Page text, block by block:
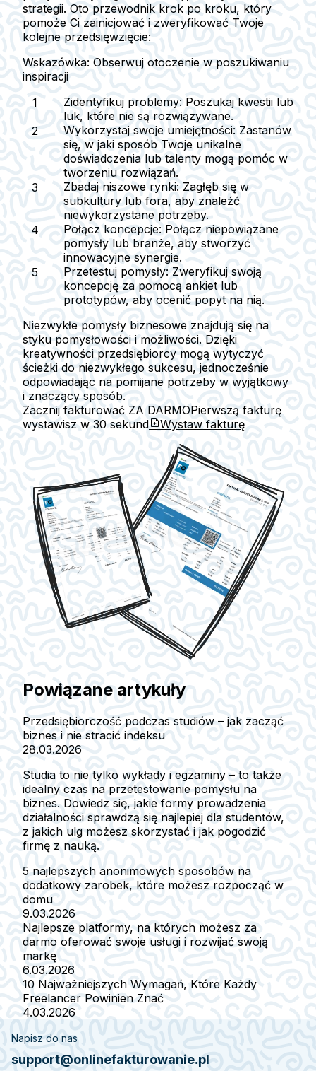
strategii. Oto przewodnik krok po kroku, który
pomoże Ci zainicjować i zweryfikować Twoje
kolejne przedsięwzięcie:
Wskazówka: Obserwuj otoczenie w poszukiwaniu
inspiracji
Zidentyfikuj problemy: Poszukaj kwestii lub
luk, które nie są rozwiązywane.
Wykorzystaj swoje umiejętności: Zastanów
się, w jaki sposób Twoje unikalne
doświadczenia lub talenty mogą pomóc w
tworzeniu rozwiązań.
Zbadaj niszowe rynki: Zagłęb się w
subkultury lub fora, aby znaleźć
niewykorzystane potrzeby.
Połącz koncepcje: Połącz niepowiązane
pomysły lub branże, aby stworzyć
innowacyjne synergie.
Przetestuj pomysły: Zweryfikuj swoją
koncepcję za pomocą ankiet lub
prototypów, aby ocenić popyt na nią.
Niezwykłe pomysły biznesowe znajdują się na
styku pomysłowości i możliwości. Dzięki
kreatywności przedsiębiorcy mogą wytyczyć
ścieżki do niezwykłego sukcesu, jednocześnie
odpowiadając na pomijane potrzeby w wyjątkowy
i znaczący sposób.
Zacznij fakturować ZA DARMOPierwszą fakturę
wystawisz w 30 sekund Wystaw fakturę
Powiązane artykuły
Przedsiębiorczość podczas studiów – jak zacząć
biznes i nie stracić indeksu
28.03.2026
Studia to nie tylko wykłady i egzaminy – to także
idealny czas na przetestowanie pomysłu na
biznes. Dowiedz się, jakie formy prowadzenia
działalności sprawdzą się najlepiej dla studentów,
z jakich ulg możesz skorzystać i jak pogodzić
firmę z nauką.
5 najlepszych anonimowych sposobów na
dodatkowy zarobek, które możesz rozpocząć w
domu
9.03.2026
Najlepsze platformy, na których możesz za
darmo oferować swoje usługi i rozwijać swoją
markę
6.03.2026
10 Najważniejszych Wymagań, Które Każdy
Freelancer Powinien Znać
4.03.2026
Napisz do nas
support@onlinefakturowanie.pl